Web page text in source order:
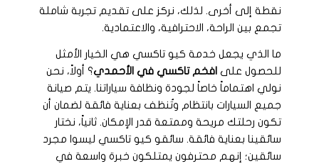
نقطة إلى أخرى. لذلك، نركز على تقديم تجربة شاملة
تجمع بين الراحة، الاحترافية، والاعتمادية.
ما الذي يجعل خدمة كيو تاكسي هي الخيار الأمثل
للحصول على افخم تاكسي في الأحمدي؟ أولاً، نحن
نولي اهتماماً خاصاً لجودة ونظافة سياراتنا. يتم صيانة
جميع السيارات بانتظام وتُنظف بعناية فائقة لضمان أن
تكون رحلتك مريحة وممتعة قدر الإمكان. ثانياً، نختار
سائقينا بعناية فائقة. سائقو كيو تاكسي ليسوا مجرد
سائقين؛ إنهم محترفون يمتلكون خبرة واسعة في